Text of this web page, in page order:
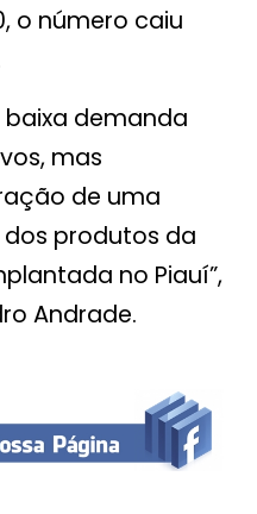
o número caiu
baixa demanda
mas
de uma
produtos da
no Piauí”,
Andrade.